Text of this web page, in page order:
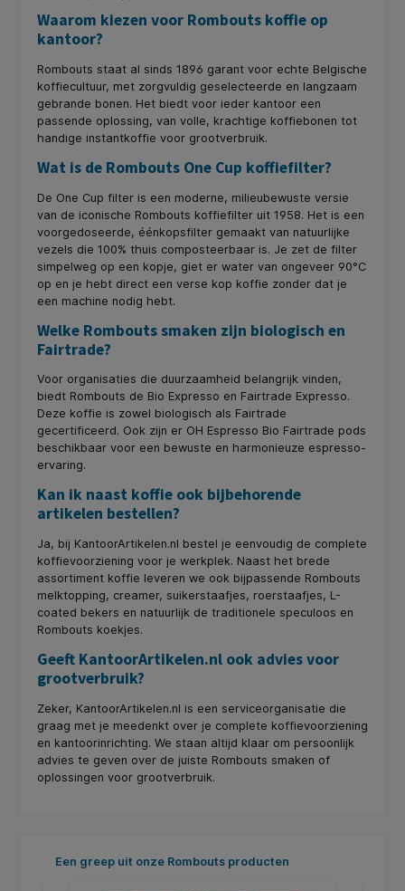
Waarom kiezen voor Rombouts koffie op
kantoor?
Rombouts staat al sinds 1896 garant voor echte Belgische
koffiecultuur, met zorgvuldig geselecteerde en langzaam
gebrande bonen. Het biedt voor ieder kantoor een
passende oplossing, van volle, krachtige koffiebonen tot
handige instantkoffie voor grootverbruik.
Wat is de Rombouts One Cup koffiefilter?
De One Cup filter is een moderne, milieubewuste versie
van de iconische Rombouts koffiefilter uit 1958. Het is een
voorgedoseerde, éénkopsfilter gemaakt van natuurlijke
vezels die 100% thuis composteerbaar is. Je zet de filter
simpelweg op een kopje, giet er water van ongeveer 90°C
op en je hebt direct een verse kop koffie zonder dat je
een machine nodig hebt.
Welke Rombouts smaken zijn biologisch en
Fairtrade?
Voor organisaties die duurzaamheid belangrijk vinden,
biedt Rombouts de Bio Expresso en Fairtrade Expresso.
Deze koffie is zowel biologisch als Fairtrade
gecertificeerd. Ook zijn er OH Espresso Bio Fairtrade pods
beschikbaar voor een bewuste en harmonieuze espresso-
ervaring.
Kan ik naast koffie ook bijbehorende
artikelen bestellen?
Ja, bij KantoorArtikelen.nl bestel je eenvoudig de complete
koffievoorziening voor je werkplek. Naast het brede
assortiment koffie leveren we ook bijpassende Rombouts
melktopping, creamer, suikerstaafjes, roerstaafjes, L-
coated bekers en natuurlijk de traditionele speculoos en
Rombouts koekjes.
Geeft KantoorArtikelen.nl ook advies voor
grootverbruik?
Zeker, KantoorArtikelen.nl is een serviceorganisatie die
graag met je meedenkt over je complete koffievoorziening
en kantoorinrichting. We staan altijd klaar om persoonlijk
advies te geven over de juiste Rombouts smaken of
oplossingen voor grootverbruik.
Productgalerij overslaan
Een greep uit onze Rombouts producten